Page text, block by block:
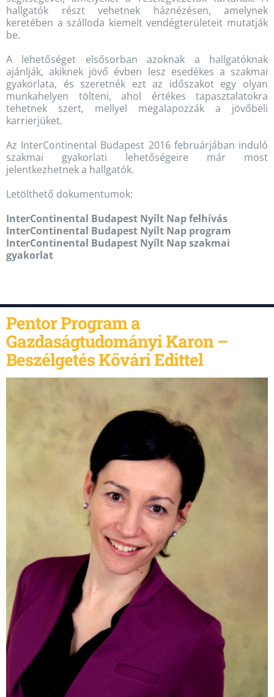
hallgatók részt vehetnek háznézésen, amelynek
keretében a szálloda kiemelt vendégterületeit mutatják
be.
A lehetőséget elsősorban azoknak a hallgatóknak
ajánlják, akiknek jövő évben lesz esedékes a szakmai
gyakorlata, és szeretnék ezt az időszakot egy olyan
munkahelyen tölteni, ahol értékes tapasztalatokra
tehetnek szert, mellyel megalapozzák a jövőbeli
karrierjüket.
Az InterContinental Budapest 2016 februárjában induló
szakmai gyakorlati lehetőségeire már most
jelentkezhetnek a hallgatók.
Letölthető dokumentumok:
InterContinental Budapest Nyílt Nap felhívás
InterContinental Budapest Nyílt Nap program
InterContinental Budapest Nyílt Nap szakmai
gyakorlat
Pentor Program a
Gazdaságtudományi Karon –
Beszélgetés Kővári Edittel